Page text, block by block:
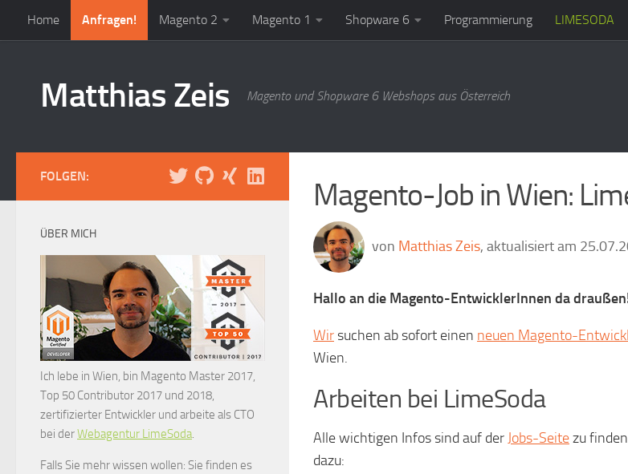
Zum Inhalt springen
Home Anfragen! Magento 2 Magento 1 Shopware 6 Programmierung LIMESODA
Matthias Zeis Magento und Shopware 6 Webshops aus Österreich
Magento-Job in Wien:
von Matthias Zeis, aktualisiert am
Hallo an die Magento-EntwicklerInnen da
Wirsuchen ab sofort einen neuen Magento-
Wien.
Arbeiten bei LimeSoda
Alle wichtigen Infos sind auf der Jobs-Seitezu
dazu:
FOLGEN:
ÜBER MICH
Ich lebe in Wien, bin Magento Master 2017,
Top 50 Contributor 2017 und 2018,
zertifizierter Entwickler und arbeite als CTO
bei derWebagentur LimeSoda.
Falls Sie mehr wissen wollen: Sie finden es